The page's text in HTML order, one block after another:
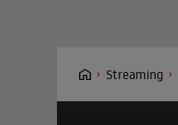
Streaming